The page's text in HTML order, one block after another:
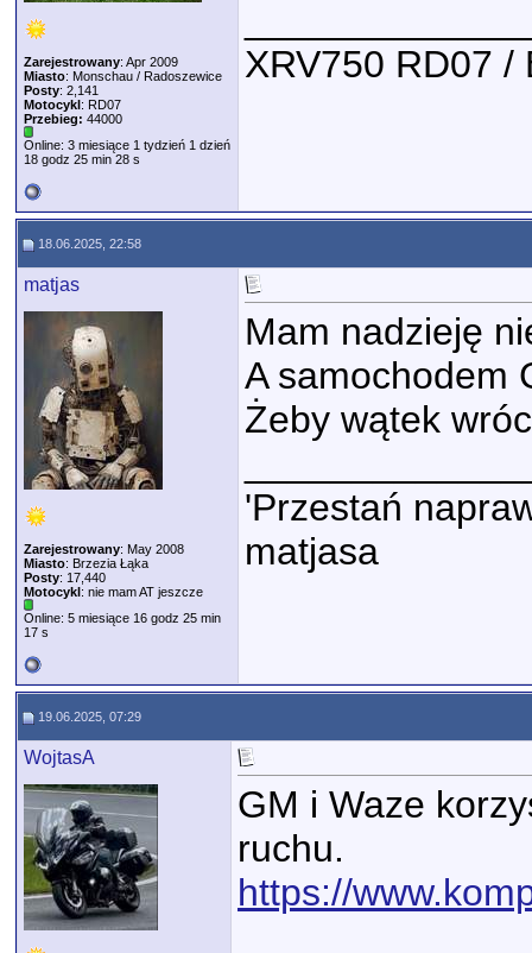
Zarejestrowany: Apr 2009
Miasto: Monschau / Radoszewice
Posty: 2,141
Motocykl: RD07
Przebieg: 44000
Online: 3 miesiące 1 tydzień 1 dzień
18 godz 25 min 28 s
XRV750 RD07 /
18.06.2025, 22:58
matjas
Zarejestrowany: May 2008
Miasto: Brzezia Łąka
Posty: 17,440
Motocykl: nie mam AT jeszcze
Online: 5 miesiące 16 godz 25 min
17 s
Mam nadzieję
A samochodem
Żeby wątek
'Przestań
matjasa
19.06.2025, 07:29
WojtasA
GM i Waze
ruchu.
https://